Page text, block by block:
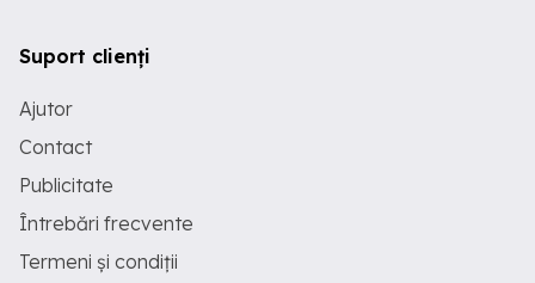
Suport clienți
Ajutor
Contact
Publicitate
Întrebări frecvente
Termeni și condiții